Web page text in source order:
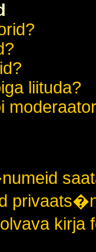
liituda?
kirja